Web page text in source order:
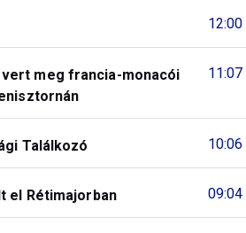
12:00
11:07
meg francia-monacói
10:06
Találkozó
09:04
el Rétimajorban